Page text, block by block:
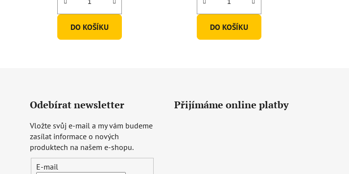
z
hvězdiček.
DO KOŠÍKU
z
hvězdiček.
DO KOŠÍKU
Odebírat newsletter
Vložte svůj e-mail a my vám budeme
zasílat informace o nových
produktech na našem e-shopu.
E-mail
Přijímáme online platby